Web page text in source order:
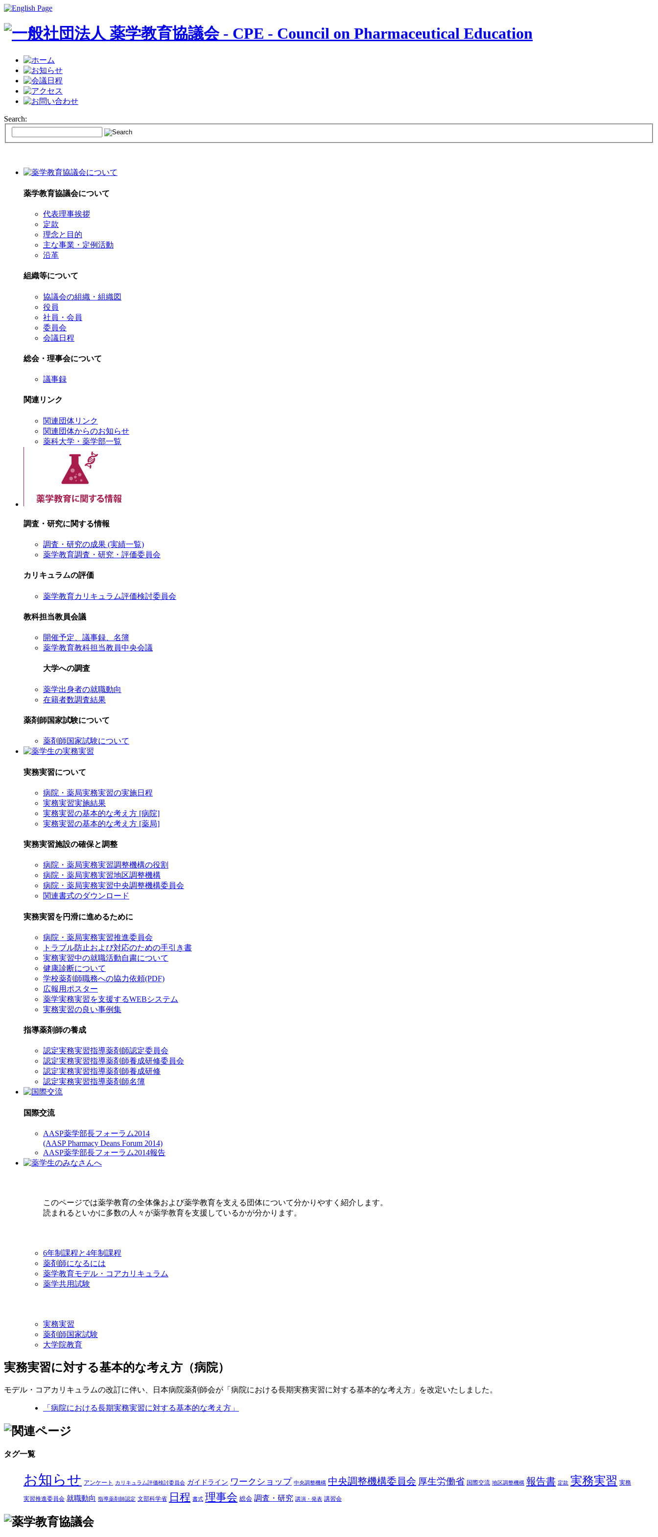
Search:
薬学教育協議会について
代表理事挨拶
定款
理念と目的
主な事業・定例活動
沿革
組織等について
協議会の組織・組織図
役員
社員・会員
委員会
会議日程
総会・理事会について
議事録
関連リンク
関連団体リンク
関連団体からのお知らせ
薬科大学・薬学部一覧
調査・研究に関する情報
調査・研究の成果 (実績一覧)
薬学教育調査・研究・評価委員会
カリキュラムの評価
薬学教育カリキュラム評価検討委員会
教科担当教員会議
開催予定、議事録、名簿
薬学教育教科担当教員中央会議
大学への調査
薬学出身者の就職動向
在籍者数調査結果
薬剤師国家試験について
薬剤師国家試験について
実務実習について
病院・薬局実務実習の実施日程
実務実習実施結果
実務実習の基本的な考え方 [病院]
実務実習の基本的な考え方 [薬局]
実務実習施設の確保と調整
病院・薬局実務実習調整機構の役割
病院・薬局実務実習地区調整機構
病院・薬局実務実習中央調整機構委員会
関連書式のダウンロード
実務実習を円滑に進めるために
病院・薬局実務実習推進委員会
トラブル防止および対応のための手引き書
実務実習中の就職活動自粛について
健康診断について
学校薬剤師職務への協力依頼(PDF)
広報用ポスター
薬学実務実習を支援するWEBシステム
実務実習の良い事例集
指導薬剤師の養成
認定実務実習指導薬剤師認定委員会
認定実務実習指導薬剤師養成研修委員会
認定実務実習指導薬剤師養成研修
認定実務実習指導薬剤師名簿
国際交流
AASP薬学部長フォーラム2014
(AASP Pharmacy Deans Forum 2014)
AASP薬学部長フォーラム2014報告
このページでは薬学教育の全体像および薬学教育を支える団体について分かりやすく紹介します。
読まれるといかに多数の人々が薬学教育を支援しているかが分かります。
6年制課程と4年制課程
薬剤師になるには
薬学教育モデル・コアカリキュラム
薬学共用試験
実務実習
薬剤師国家試験
大学院教育
実務実習に対する基本的な考え方（病院）
モデル・コアカリキュラムの改訂に伴い、日本病院薬剤師会が「病院における長期実務実習に対する基本的な考え方」を改定いたしました。
「病院における長期実務実習に対する基本的な考え方」
タグ一覧
お知らせ アンケート カリキュラム評価検討委員会 ガイドライン ワークショップ 中央調整機構 中央調整機構委員会 厚生労働省 国際交流 地区調整機構 報告書 定款 実務実習 実務
実習推進委員会 就職動向 指導薬剤師認定 文部科学省 日程 書式 理事会 総会 調査・研究 講演・発表 講習会